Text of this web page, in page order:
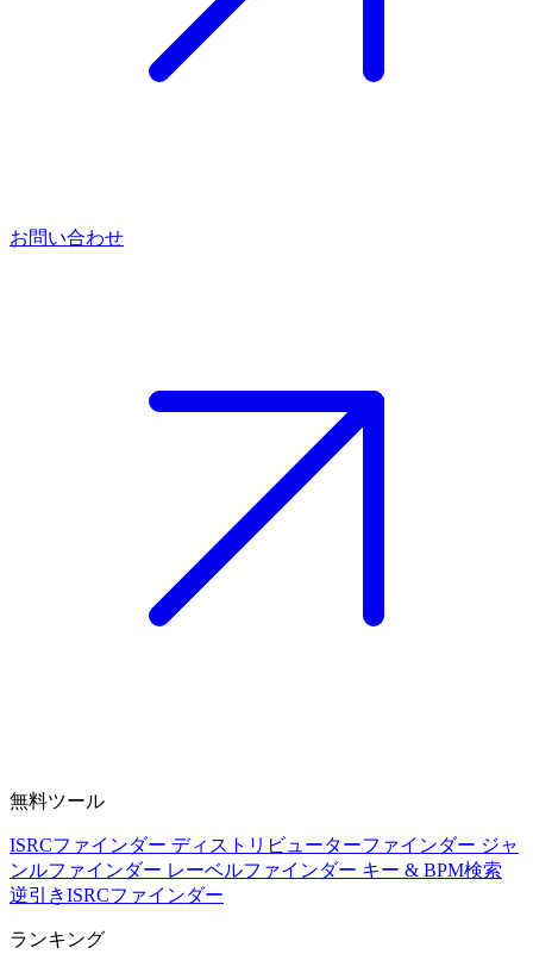
お問い合わせ
無料ツール
ISRCファインダー ディストリビューターファインダー ジャ
ンルファインダー レーベルファインダー キー & BPM検索
逆引きISRCファインダー
ランキング